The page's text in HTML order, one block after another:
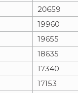
20659
19960
19655
18635
17340
17153